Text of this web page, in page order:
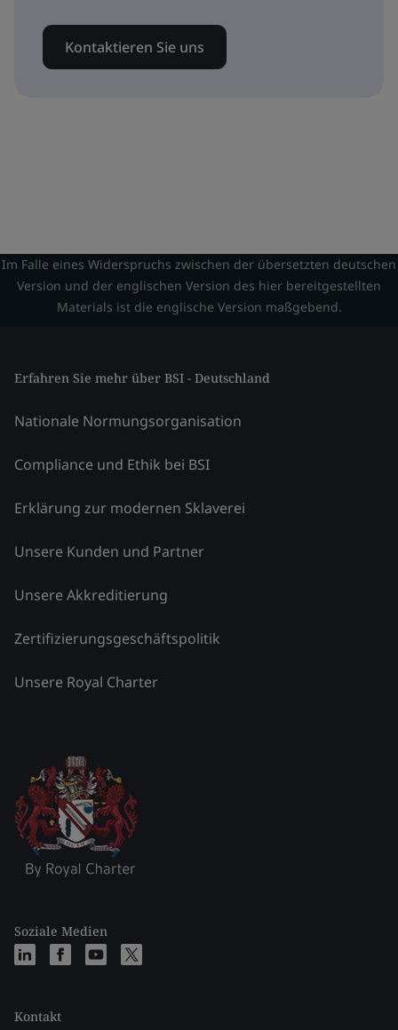
Kontaktieren Sie uns
Im Falle eines Widerspruchs zwischen der übersetzten deutschen
Version und der englischen Version des hier bereitgestellten
Materials ist die englische Version maßgebend.
Erfahren Sie mehr über BSI - Deutschland
Nationale Normungsorganisation
Compliance und Ethik bei BSI
Erklärung zur modernen Sklaverei
Unsere Kunden und Partner
Unsere Akkreditierung
Zertifizierungsgeschäftspolitik
Unsere Royal Charter
Soziale Medien
Kontakt